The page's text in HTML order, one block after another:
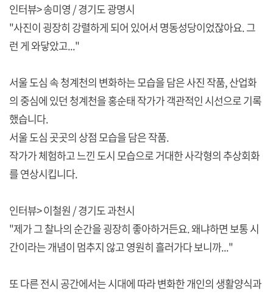
인터뷰> 송미영 / 경기도 광명시
"사진이 굉장히 강렬하게 되어 있어서 명동성당이었잖아요. 그
런 게 와닿았고..."
서울 도심 속 청계천의 변화하는 모습을 담은 사진 작품, 산업화
의 중심에 있던 청계천을 홍순태 작가가 객관적인 시선으로 기록
했습니다.
서울 도심 곳곳의 상점 모습을 담은 작품.
작가가 체험하고 느낀 도시 모습으로 거대한 사각형의 추상회화
를 연상시킵니다.
인터뷰> 이철원 / 경기도 과천시
"제가 그 찰나의 순간을 굉장히 좋아하거든요. 왜냐하면 보통 시
간이라는 개념이 멈추지 않고 영원히 흘러가다 보니까..."
또 다른 전시 공간에서는 시대에 따라 변화한 개인의 생활양식과